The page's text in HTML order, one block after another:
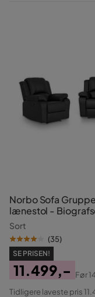
Norbo Sofa
lænestol -
Sort
(35)
SE PRISEN!
Pris
11.499,-
Original
Før
Tidligere laveste pris